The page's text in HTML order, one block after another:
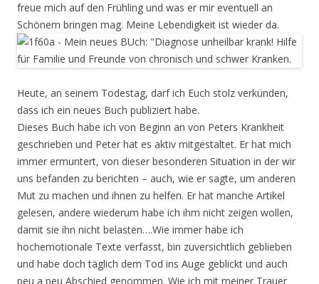
freue mich auf den Frühling und was er mir eventuell an
Schönem bringen mag. Meine Lebendigkeit ist wieder da.
Heute, an seinem Todestag, darf ich Euch stolz verkünden,
dass ich ein neues Buch publiziert habe.
Dieses Buch habe ich von Beginn an von Peters Krankheit
geschrieben und Peter hat es aktiv mitgestaltet. Er hat mich
immer ermuntert, von dieser besonderen Situation in der wir
uns befanden zu berichten – auch, wie er sagte, um anderen
Mut zu machen und ihnen zu helfen. Er hat manche Artikel
gelesen, andere wiederum habe ich ihm nicht zeigen wollen,
damit sie ihn nicht belasten….Wie immer habe ich
hochemotionale Texte verfasst, bin zuversichtlich geblieben
und habe doch täglich dem Tod ins Auge geblickt und auch
peu a peu Abschied genommen. Wie ich mit meiner Trauer